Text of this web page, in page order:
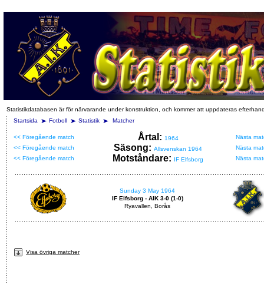
Statistikdatabasen är för närvarande under konstruktion, och kommer att uppdateras
Startsida
Fotboll Statistik Matcher
<< Föregående match Årtal: 1964
Nästa
<< Föregående match
Säsong: Allsvenskan 1964
Nästa
<< Föregående match
Motståndare: IF Elfsborg Nästa
Sunday 3 May 1964
IF Elfsborg - AIK 3-0 (1-0)
Ryavallen, Borås
Visa övriga matcher